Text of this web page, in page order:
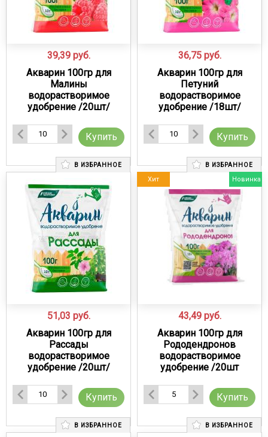
39,39 руб.
Акварин 100гр для
Малины
водорастворимое
удобрение /20шт/
Купить
36,75 руб.
Акварин 100гр для
Петуний
водорастворимое
удобрение /18шт/
Купить
В ИЗБРАННОЕ
51,03 руб.
Акварин 100гр для
Рассады
водорастворимое
удобрение /20шт/
Купить
В ИЗБРАННОЕ
Новинка
Хит
43,49 руб.
Акварин 100гр для
Рододендронов
водорастворимое
удобрение /20шт
Купить
В ИЗБРАННОЕ В ИЗБРАННОЕ